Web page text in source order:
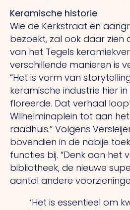
Keramische historie
Wie de Kerkstraat en
bezoekt, zal ook daar zien
van het Tegels
verschillende manieren is
“Het is vorm van
keramische industrie hier
floreerde. Dat verhaal
Wilhelminaplein tot aan
raadhuis.” Volgens
bovendien in de nabije
functies bij. “Denk aan het
bibliotheek, de nieuwe
aantal andere
‘Het is essentieel om